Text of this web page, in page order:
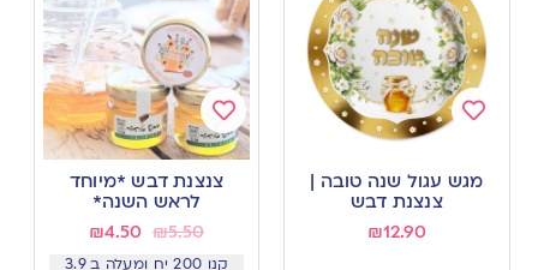
to
wishlist
מגש עגול שנה טובה |
צנצנת דבש
₪12.90
Add
wishlist
צנצנת דבש *מיוחד
לראש השנה*
₪5.50
₪4.50
קנו 200 יח ומעלה ב 3.9